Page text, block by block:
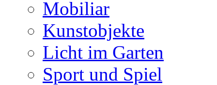
Mobiliar
Kunstobjekte
Licht im Garten
Sport und Spiel